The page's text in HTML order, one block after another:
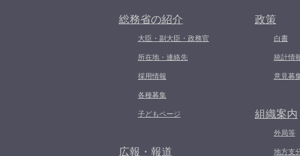
総務省の紹介
大臣・副大臣・政務官
所在地・連絡先
採用情報
各種募集
子どもページ
広報・報道
政策
白書
統計情
意見募
組織案内
外局等
地方支